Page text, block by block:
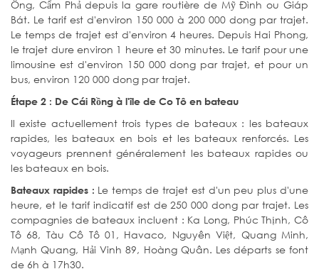
Ông, Cẩm Phả depuis la gare routière de Mỹ Đình ou Giáp
Bát. Le tarif est d'environ 150 000 à 200 000 dong par trajet.
Le temps de trajet est d'environ 4 heures. Depuis Hai Phong,
le trajet dure environ 1 heure et 30 minutes. Le tarif pour une
limousine est d'environ 150 000 dong par trajet, et pour un
bus, environ 120 000 dong par trajet.
Étape 2 : De Cái Rồng à l'île de Co Tô en bateau
Il existe actuellement trois types de bateaux : les bateaux
rapides, les bateaux en bois et les bateaux renforcés. Les
voyageurs prennent généralement les bateaux rapides ou
les bateaux en bois.
Bateaux rapides : Le temps de trajet est d'un peu plus d'une
heure, et le tarif indicatif est de 250 000 dong par trajet. Les
compagnies de bateaux incluent : Ka Long, Phúc Thịnh, Cô
Tô 68, Tàu Cô Tô 01, Havaco, Nguyên Việt, Quang Minh,
Mạnh Quang, Hải Vinh 89, Hoàng Quân. Les départs se font
de 6h à 17h30.